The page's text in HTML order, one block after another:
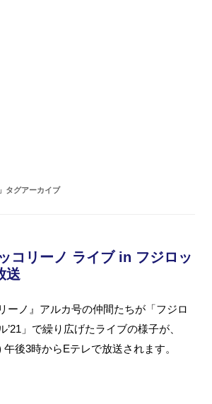
」タグアーカイブ
コリーノ ライブ in フジロッ
送
ーノ』アルカ号の仲間たちが「フジロ
’21」で繰り広げたライブの様子が、
後3時からEテレで放送されます。